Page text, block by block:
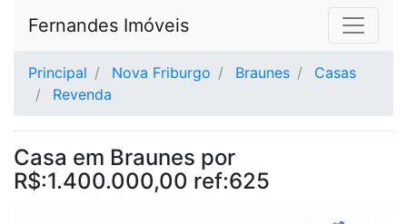
Fernandes Imóveis
Principal Nova Friburgo Braunes
Casas
Revenda
Casa em Braunes por
R$:1.400.000,00 ref:625